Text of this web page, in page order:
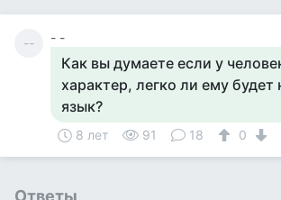
-- - -
Как вы думаете если у
характер, легко ли ему
язык?
8 лет 91 18 0
Ответы